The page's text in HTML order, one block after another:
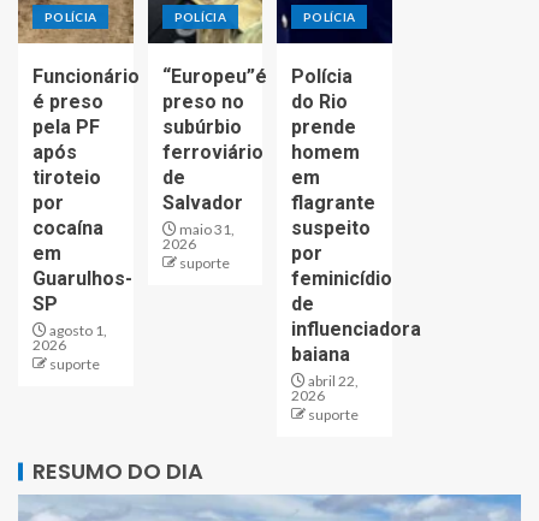
POLÍCIA
Funcionário
é preso
pela PF
após
tiroteio
por
cocaína
em
Guarulhos-
SP
agosto 1,
2026
suporte
POLÍCIA
“Europeu”é
preso no
subúrbio
ferroviário
de
Salvador
maio 31,
2026
suporte
POLÍCIA
Polícia
do Rio
prende
homem
em
flagrante
suspeito
por
feminicídio
de
influenciadora
baiana
abril 22,
2026
suporte
RESUMO DO DIA